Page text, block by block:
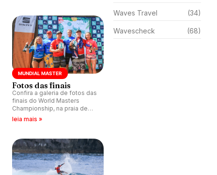
MUNDIAL MASTER
Fotos das finais
Confira a galeria de fotos das
finais do World Masters
Championship, na praia de
Santa Barbara, Portugal.
leia mais »
Waves Travel (34)
Wavescheck (68)